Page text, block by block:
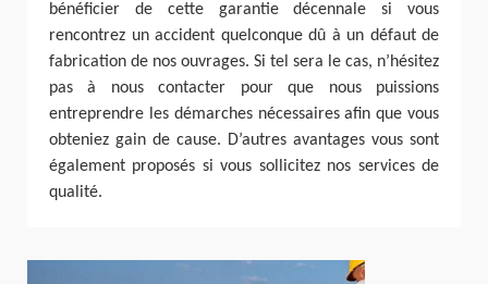
bénéficier de cette garantie décennale si vous
rencontrez un accident quelconque dû à un défaut de
fabrication de nos ouvrages. Si tel sera le cas, n’hésitez
pas à nous contacter pour que nous puissions
entreprendre les démarches nécessaires afin que vous
obteniez gain de cause. D’autres avantages vous sont
également proposés si vous sollicitez nos services de
qualité.